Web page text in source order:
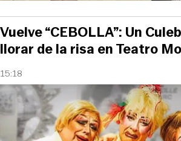
15:18
Vuelve “CEBOLLA”: Un
llorar de la risa en Teatro